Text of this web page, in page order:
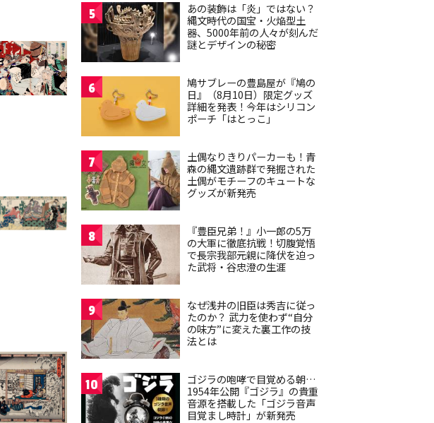
5
あの装飾は「炎」ではない？
縄文時代の国宝・火焔型土
器、5000年前の人々が刻んだ
謎とデザインの秘密
6
鳩サブレーの豊島屋が『鳩の
日』（8月10日）限定グッズ
詳細を発表！今年はシリコン
ポーチ「はとっこ」
7
土偶なりきりパーカーも！青
森の縄文遺跡群で発掘された
土偶がモチーフのキュートな
グッズが新発売
8
『豊臣兄弟！』小一郎の5万
の大軍に徹底抗戦！切腹覚悟
で長宗我部元親に降伏を迫っ
た武将・谷忠澄の生涯
9
なぜ浅井の旧臣は秀吉に従っ
たのか？ 武力を使わず“自分
の味方”に変えた裏工作の技
法とは
10
ゴジラの咆哮で目覚める朝…
1954年公開『ゴジラ』の貴重
音源を搭載した「ゴジラ音声
目覚まし時計」が新発売